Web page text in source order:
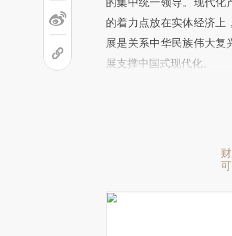
的着力点放在实体经济上
展是关系中华民族伟大
展支撑中国式现代化。